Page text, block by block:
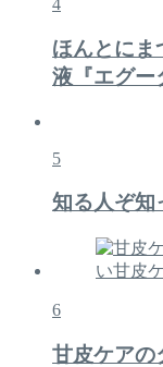
4
ほんとにま
液『エグー
5
知る人ぞ知
6
甘皮ケアの